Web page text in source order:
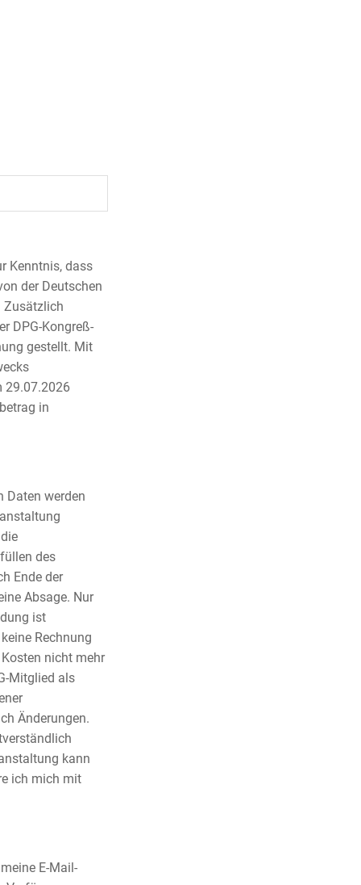
Kenntnis, dass
der Deutschen
Zusätzlich
DPG-Kongreß-
gestellt. Mit
29.07.2026
in
Daten werden
des
Ende der
Absage. Nur
ist
Rechnung
nicht mehr
Mitglied als
Änderungen.
kann
ich mich mit
E-Mail-